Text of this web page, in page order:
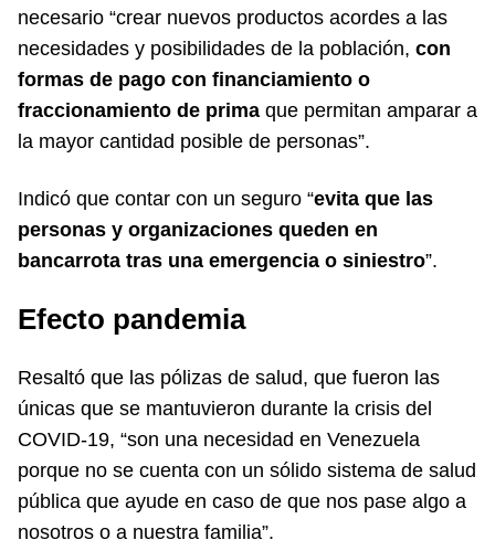
necesario “crear nuevos productos acordes a las
necesidades y posibilidades de la población, con
formas de pago con financiamiento o
fraccionamiento de prima que permitan amparar a
la mayor cantidad posible de personas”.
Indicó que contar con un seguro “evita que las
personas y organizaciones queden en
bancarrota tras una emergencia o siniestro”.
Efecto pandemia
Resaltó que las pólizas de salud, que fueron las
únicas que se mantuvieron durante la crisis del
COVID-19, “son una necesidad en Venezuela
porque no se cuenta con un sólido sistema de salud
pública que ayude en caso de que nos pase algo a
nosotros o a nuestra familia”.